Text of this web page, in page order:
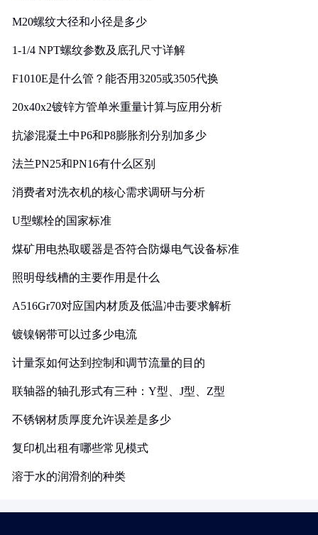
M20螺纹大径和小径是多少
1-1/4 NPT螺纹参数及底孔尺寸详解
F1010E是什么管？能否用3205或3505代换
20x40x2镀锌方管单米重量计算与应用分析
抗渗混凝土中P6和P8膨胀剂分别加多少
法兰PN25和PN16有什么区别
消费者对洗衣机的核心需求调研与分析
U型螺栓的国家标准
煤矿用电热取暖器是否符合防爆电气设备标准
照明母线槽的主要作用是什么
A516Gr70对应国内材质及低温冲击要求解析
镀镍钢带可以过多少电流
计量泵如何达到控制和调节流量的目的
联轴器的轴孔形式有三种：Y型、J型、Z型
不锈钢材质厚度允许误差是多少
复印机出租有哪些常见模式
溶于水的润滑剂的种类